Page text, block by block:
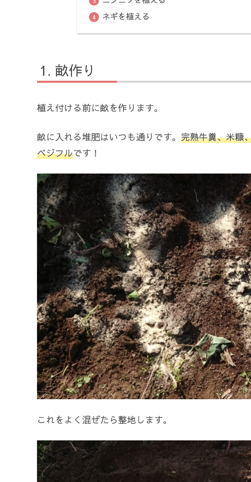
ネギを植える
畝作り
植え付ける前に畝を作ります。
畝に入れる堆肥はいつも通りです。 完熟牛糞、米糠
ベジフルです！
これをよく混ぜたら整地します。